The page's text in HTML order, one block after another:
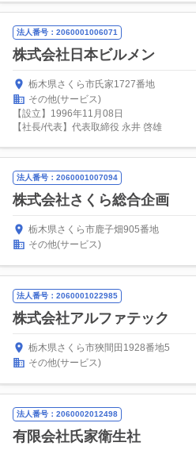
法人番号：2060001006071
株式会社日本ビルメン
栃木県さくら市氏家1727番地
その他(サービス)
【設立】1996年11月08日
【社長/代表】代表取締役 永井 啓雄
法人番号：2060001007094
株式会社さくら総合企画
栃木県さくら市鹿子畑905番地
その他(サービス)
法人番号：2060001022985
株式会社アルファテック
栃木県さくら市狹間田1928番地5
その他(サービス)
法人番号：2060002012498
有限会社氏家衛生社